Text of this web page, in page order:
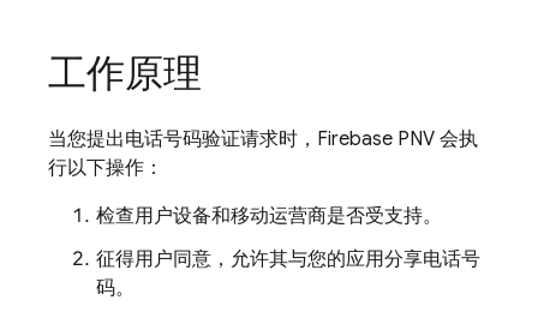
工作原理
当您提出电话号码验证请求时， Firebase PNV 会执
行以下操作：
检查用户设备和移动运营商是否受支持。
征得用户同意，允许其与您的应用分享电话号
码。